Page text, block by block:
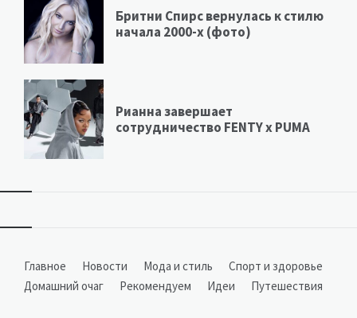
Бритни Спирс вернулась к стилю
начала 2000-х (фото)
Рианна завершает
сотрудничество FENTY х PUMA
Виджеты
Главное Новости Мода и стиль
Спорт и здоровье
Домашний очаг
Рекомендуем Идеи Путешествия